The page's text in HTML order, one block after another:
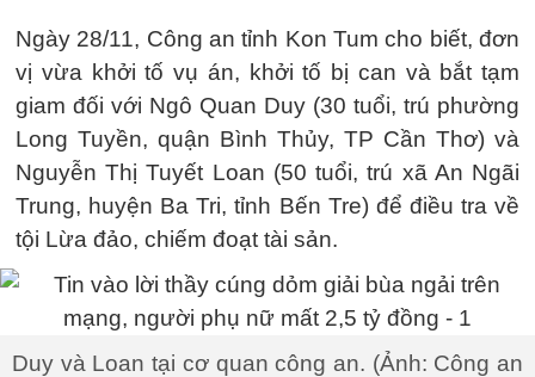
Ngày 28/11, Công an tỉnh Kon Tum cho biết, đơn
vị vừa khởi tố vụ án, khởi tố bị can và bắt tạm
giam đối với Ngô Quan Duy (30 tuổi, trú phường
Long Tuyền, quận Bình Thủy, TP Cần Thơ) và
Nguyễn Thị Tuyết Loan (50 tuổi, trú xã An Ngãi
Trung, huyện Ba Tri, tỉnh Bến Tre) để điều tra về
tội Lừa đảo, chiếm đoạt tài sản.
Duy và Loan tại cơ quan công an. (Ảnh: Công an